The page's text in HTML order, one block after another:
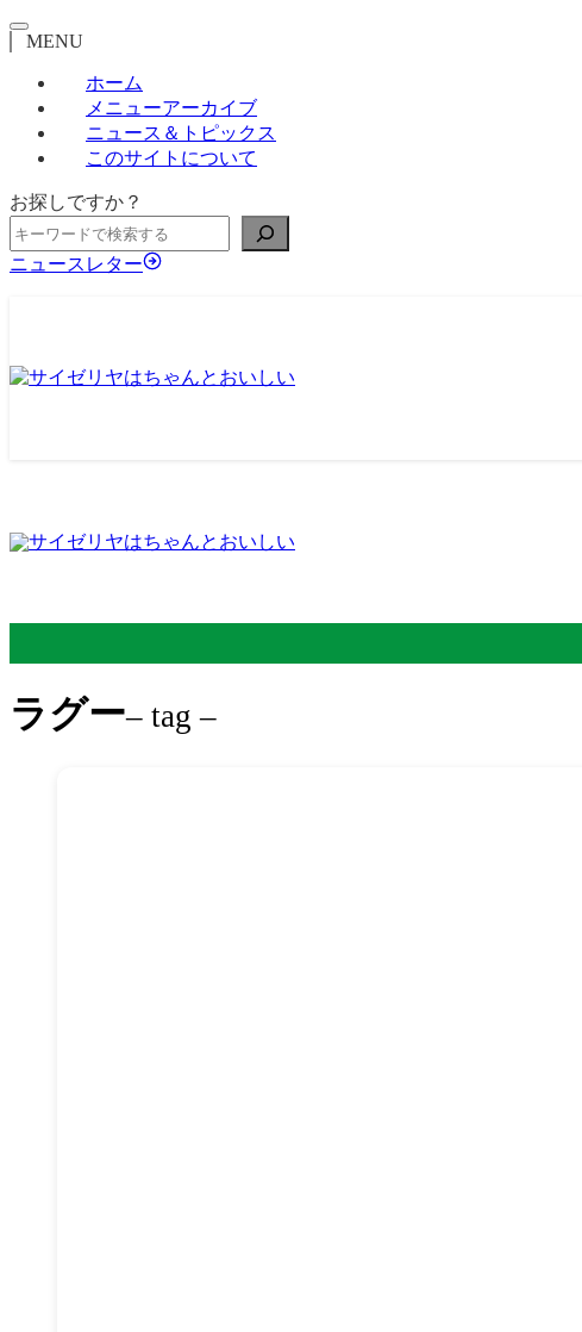
MENU
ホーム
メニューアーカイブ
ニュース＆トピックス
このサイトについて
お探しですか？
ニュースレター
ラグー– tag –